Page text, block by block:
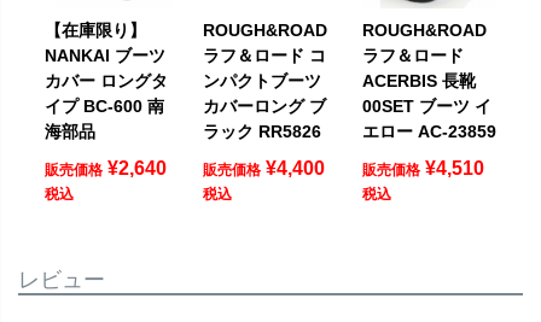
【在庫限り】
NANKAI ブーツ
カバー ロングタ
イプ BC-600 南
海部品
販売価格 ¥2,640
税込
ROUGH&ROAD
ラフ＆ロード コ
ンパクトブーツ
カバーロング ブ
ラック RR5826
販売価格 ¥4,400
税込
ROUGH&ROAD
ラフ＆ロード
ACERBIS 長靴
00SET ブーツ イ
エロー AC-23859
販売価格 ¥4,510
税込
レビュー